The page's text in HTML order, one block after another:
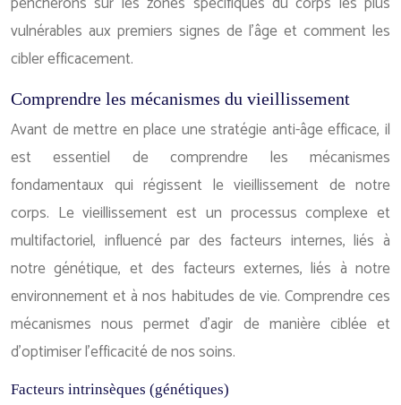
vulnérables aux premiers signes de l’âge et comment les
cibler efficacement.
Comprendre les mécanismes du vieillissement
Avant de mettre en place une stratégie anti-âge efficace, il
est essentiel de comprendre les mécanismes
fondamentaux qui régissent le vieillissement de notre
corps. Le vieillissement est un processus complexe et
multifactoriel, influencé par des facteurs internes, liés à
notre génétique, et des facteurs externes, liés à notre
environnement et à nos habitudes de vie. Comprendre ces
mécanismes nous permet d’agir de manière ciblée et
d’optimiser l’efficacité de nos soins.
Facteurs intrinsèques (génétiques)